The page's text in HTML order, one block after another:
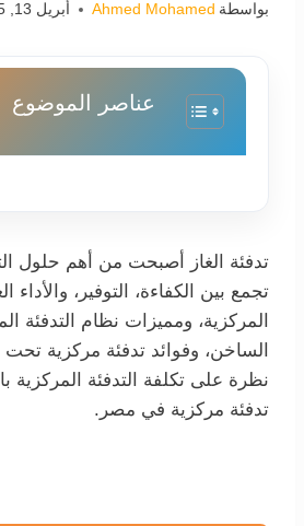
بواسطة Ahmed Mohamed أبريل 13, 2025
عناصر الموضوع
تدفئة الغاز أصبحت من أهم حلول
تجمع بين الكفاءة، التوفير، والأداء
المركزية، ومميزات نظام التدفئة
الساخن، وفوائد تدفئة مركزية تحت
نظرة على تكلفة التدفئة المركزية
تدفئة مركزية في مصر.